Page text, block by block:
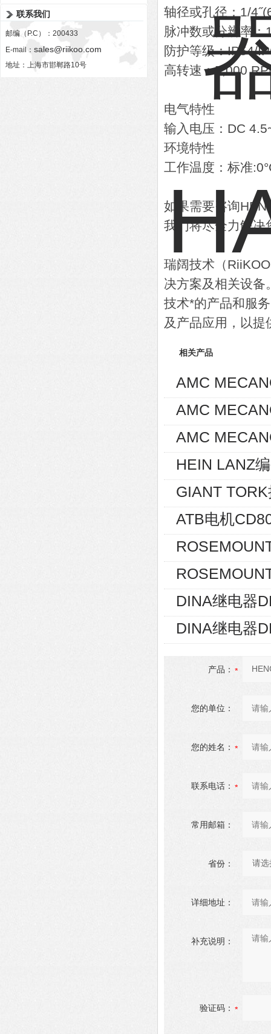
联系我们
邮编（P.C）：200433
E-mail： sales@riikoo.com
地址：上海市邯郸路10号
轴径或孔径：1/
脉冲数或分辨率：
防护等级：IP54/
高转速：5,000
电气特性
输入电压：DC
环境特性
工作温度：标准
如果需要咨询
我们将尽全力解决
瑞阔技术（
决方案及相关设备
技术*的产品和服
及产品应用，以提
相关产品
AMC
AMC
AMC
HEIN LANZ
GIANT
ATB电机
DINA继电器
DINA继电器
产品：
您的单位：
您的姓名：
联系电话：
常用邮箱：
省份：
详细地址：
补充说明：
验证码：